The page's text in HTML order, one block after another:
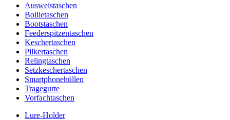
Ausweistaschen
Boilietaschen
Bootstaschen
Feederspitzentaschen
Keschertaschen
Pilkertaschen
Relingtaschen
Setzkeschertaschen
Smartphonehüllen
Tragegurte
Vorfachtaschen
Lure-Holder